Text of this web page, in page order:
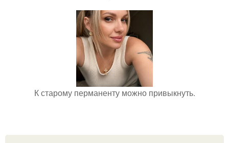
К старому перманенту можно привыкнуть.